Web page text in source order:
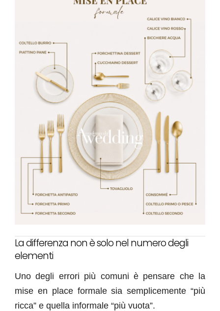
La differenza non è solo nel numero degli
elementi
Uno degli errori più comuni è pensare che la
mise en place formale sia semplicemente “più
ricca” e quella informale “più vuota”.